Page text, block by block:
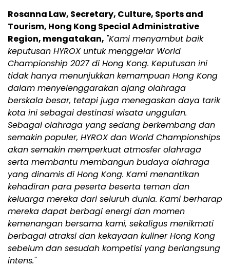
Rosanna Law, Secretary, Culture, Sports and
Tourism, Hong Kong Special Administrative
Region, mengatakan, "Kami menyambut baik
keputusan HYROX untuk menggelar World
Championship 2027 di Hong Kong. Keputusan ini
tidak hanya menunjukkan kemampuan Hong Kong
dalam menyelenggarakan ajang olahraga
berskala besar, tetapi juga menegaskan daya tarik
kota ini sebagai destinasi wisata unggulan.
Sebagai olahraga yang sedang berkembang dan
semakin populer, HYROX dan World Championships
akan semakin memperkuat atmosfer olahraga
serta membantu membangun budaya olahraga
yang dinamis di Hong Kong. Kami menantikan
kehadiran para peserta beserta teman dan
keluarga mereka dari seluruh dunia. Kami berharap
mereka dapat berbagi energi dan momen
kemenangan bersama kami, sekaligus menikmati
berbagai atraksi dan kekayaan kuliner Hong Kong
sebelum dan sesudah kompetisi yang berlangsung
intens."